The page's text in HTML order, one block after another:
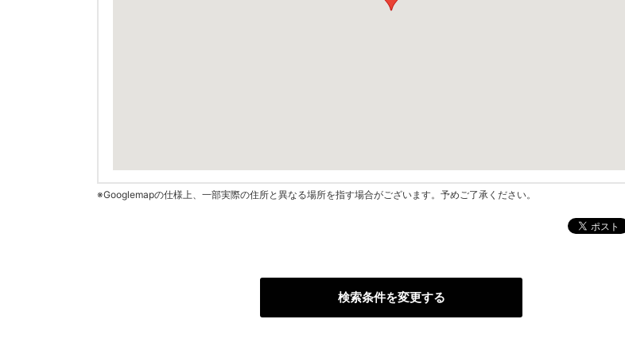
※Googlemapの仕様上、一部実際の住所と異なる場所を指す場合がございます。予めご了承ください。
検索条件を変更する